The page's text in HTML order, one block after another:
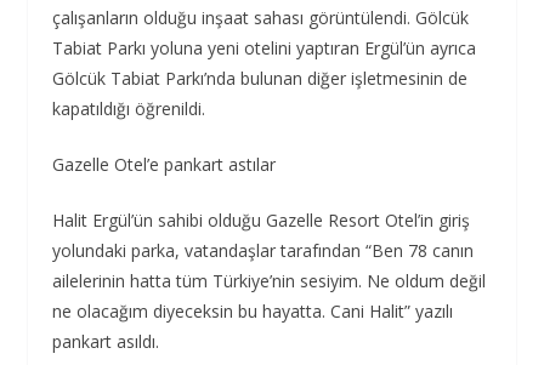
çalışanların olduğu inşaat sahası görüntülendi. Gölcük
Tabiat Parkı yoluna yeni otelini yaptıran Ergül’ün ayrıca
Gölcük Tabiat Parkı’nda bulunan diğer işletmesinin de
kapatıldığı öğrenildi.
Gazelle Otel’e pankart astılar
Halit Ergül’ün sahibi olduğu Gazelle Resort Otel’in giriş
yolundaki parka, vatandaşlar tarafından “Ben 78 canın
ailelerinin hatta tüm Türkiye’nin sesiyim. Ne oldum değil
ne olacağım diyeceksin bu hayatta. Cani Halit” yazılı
pankart asıldı.